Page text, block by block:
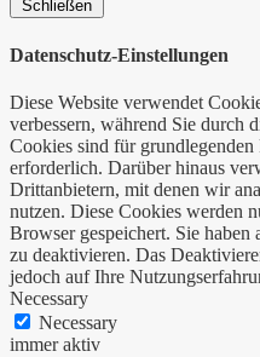
Schließen
Datenschutz-Einstellungen
Diese Website verwendet
verbessern, während Sie durch
Cookies sind für
erforderlich. Darüber hinaus
Drittanbietern, mit denen wir
nutzen. Diese Cookies werden
Browser gespeichert. Sie
zu deaktivieren. Das
jedoch auf Ihre
Necessary
Necessary
immer aktiv